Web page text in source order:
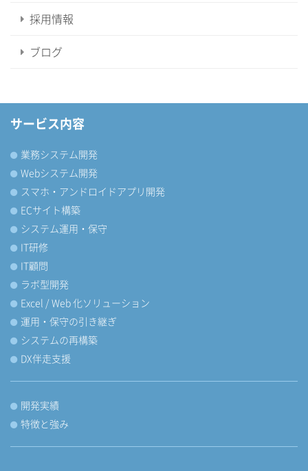
採用情報
ブログ
サービス内容
業務システム開発
Webシステム開発
スマホ・アンドロイドアプリ開発
ECサイト構築
システム運用・保守
IT研修
IT顧問
ラボ型開発
Excel / Web 化ソリューション
運用・保守の引き継ぎ
システムの再構築
DX伴走支援
開発実績
特徴と強み